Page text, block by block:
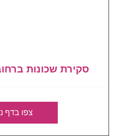
סקירת שכונות
צפו בדף